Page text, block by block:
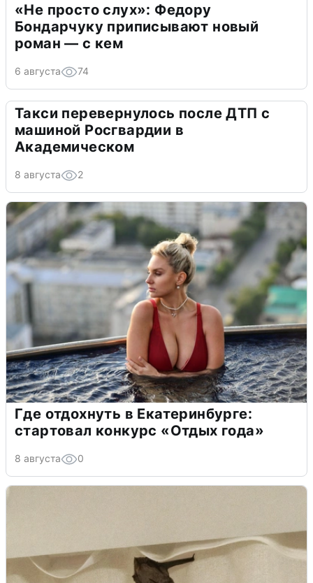
«Не просто слух»: Федору
Бондарчуку приписывают новый
роман — с кем
6 августа 74
Такси перевернулось после ДТП с
машиной Росгвардии в
Академическом
8 августа 2
Где отдохнуть в Екатеринбурге:
стартовал конкурс «Отдых года»
8 августа 0